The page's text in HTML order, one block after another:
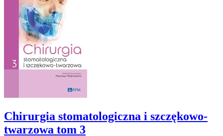
Chirurgia stomatologiczna i szczękowo-
twarzowa tom 3